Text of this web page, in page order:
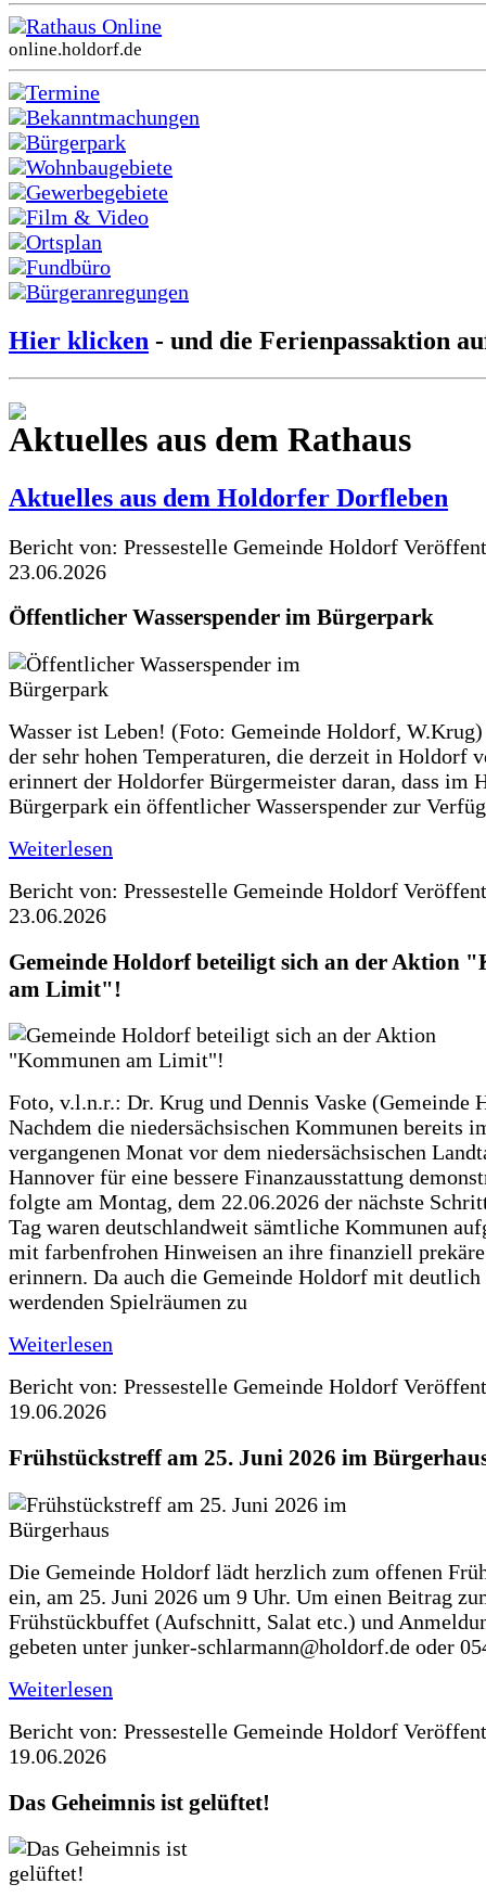
Rathaus Online
online.holdorf.de
Termine
Bekanntmachungen
Bürgerpark
Wohnbaugebiete
Gewerbegebiete
Film & Video
Ortsplan
Fundbüro
Bürgeranregungen
Hier klicken - und die Ferienpassaktion
Aktuelles aus dem Rathaus
Aktuelles aus dem Holdorfer Dorfleben
Bericht von: Pressestelle Gemeinde Holdorf
23.06.2026
Öffentlicher Wasserspender im Bürgerpark
Wasser ist Leben! (Foto: Gemeinde Holdorf,
der sehr hohen Temperaturen, die derzeit in Holdorf
erinnert der Holdorfer Bürgermeister daran, dass im
Bürgerpark ein öffentlicher Wasserspender zur
Weiterlesen
Bericht von: Pressestelle Gemeinde Holdorf
23.06.2026
Gemeinde Holdorf beteiligt sich an der Aktion
am Limit"!
Foto, v.l.n.r.: Dr. Krug und Dennis Vaske (Gemeinde
Nachdem die niedersächsischen Kommunen bereits
vergangenen Monat vor dem niedersächsischen
Hannover für eine bessere Finanzausstattung
folgte am Montag, dem 22.06.2026 der nächste
Tag waren deutschlandweit sämtliche Kommunen
mit farbenfrohen Hinweisen an ihre finanziell
erinnern. Da auch die Gemeinde Holdorf mit deutlich
werdenden Spielräumen zu
Weiterlesen
Bericht von: Pressestelle Gemeinde Holdorf
19.06.2026
Frühstückstreff am 25. Juni 2026 im
Die Gemeinde Holdorf lädt herzlich zum offenen
ein, am 25. Juni 2026 um 9 Uhr. Um einen Beitrag
Frühstückbuffet (Aufschnitt, Salat etc.) und
gebeten unter junker-schlarmann@holdorf.de oder
Weiterlesen
Bericht von: Pressestelle Gemeinde Holdorf
19.06.2026
Das Geheimnis ist gelüftet!